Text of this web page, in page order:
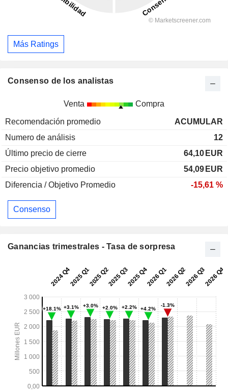
Más Ratings
Consenso de los analistas
Venta Compra
Recomendación promedio
ACUMULAR
Numero de análisis
12
Último precio de cierre
64,10 EUR
Precio objetivo promedio
54,09 EUR
Diferencia / Objetivo Promedio
-15,61 %
Consenso
Ganancias trimestrales - Tasa de sorpresa